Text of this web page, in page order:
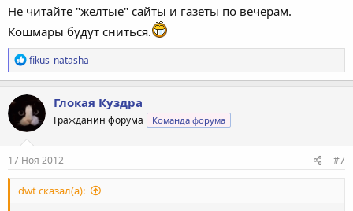
Не читайте "желтые" сайты и газеты по вечерам.
Кошмары будут сниться.
Р
е
а
к
ц
и
и
:
fikus_natasha
Глокая Куздра
Гражданин форума Команда форума
17 Ноя 2012 #7
dwt сказал(а):